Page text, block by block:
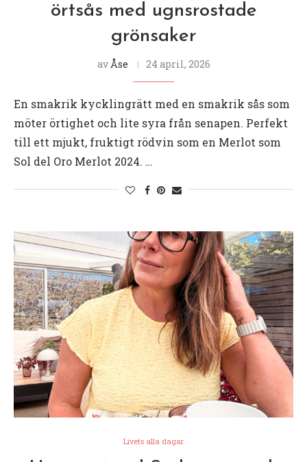
örtsås med ugnsrostade
grönsaker
av Åse 24 april, 2026
En smakrik kycklingrätt med en smakrik sås som
möter örtighet och lite syra från senapen. Perfekt
till ett mjukt, fruktigt rödvin som en Merlot som
Sol del Oro Merlot 2024. …
Livets alla dagar